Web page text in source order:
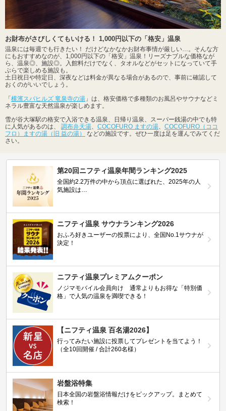
お財布がさびしくてもいける！ 1,000円以下の「格安」温泉
温泉には毎週でも行きたい！ だけどなかなかお財布事情が厳しい…。そんな方
にもおすすめなのが、1,000円以下の「格安」温泉！リーズナブルな価格なが
ら、温泉◎、施設◎。入館料だけでなく、タオルなどがセットになっていて手
ぶらで楽しめる施設も。
土日祝日や特定日、深夜などは料金が異なる場合があるので、事前に確認して
おくのがいいでしょう。
「 横濱スパヒルズ 竜泉寺の湯 」は、格安価格で多種類のお風呂やサウナなどミ
ネラル豊富な天然温泉が楽しめます。
雪が谷大塚駅の格安で入浴できる温泉、日帰り温泉、スーパー銭湯の中でも特
に人気があるのは、 調布弁天湯、 COCOFURO ますの湯、 COCOFURO（ココ
フロ）ますの湯（旧 益の湯）
などの施設です。ぜひ一度は足を運んでみてくだ
さい。
第20回ニフティ温泉年間ランキング2025
全国約2.2万件の中から頂点に選ばれた、2025年の人
気施設は…
ニフティ温泉 サウナランキング2026
おふろ好きユーザーの投票により、全国No.1サウナが
決定！
ニフティ温泉プレミアムクーポン
ノジマモバイル会員向け 通常よりもお得な「特別価
格」で人気の温泉を満喫できる！
【ニフティ温泉 百名湯2026】
行ってみたい施設に投票してプレゼントを当てよう！
（全10回開催 / 合計260名様）
岩盤浴特集
日本全国の岩盤浴情報だけをピックアップ。まとめて
検索！